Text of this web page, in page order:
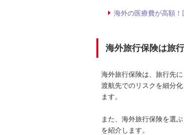
海外の医療費が高額
海外旅行保険は旅
海外旅行保険は、旅行先
渡航先でのリスクを細分
ます。
また、海外旅行保険を選
を紹介します。